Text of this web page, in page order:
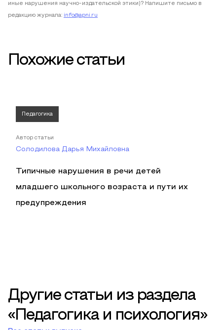
иные нарушения научно-издательской этики)? Напишите письмо в
редакцию журнала: info@apni.ru
Похожие статьи
Педагогика
Автор статьи
Солодилова Дарья Михайловна
Типичные нарушения в речи детей
младшего школьного возраста и пути их
предупреждения
Другие статьи из раздела
«Педагогика и психология»